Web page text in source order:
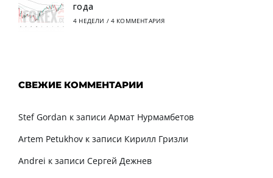
года
4 НЕДЕЛИ / 4 КОММЕНТАРИЯ
СВЕЖИЕ КОММЕНТАРИИ
Stef Gordan к записи Армат Нурмамбетов
Artem Petukhov к записи Кирилл Гризли
Andrei к записи Сергей Дежнев